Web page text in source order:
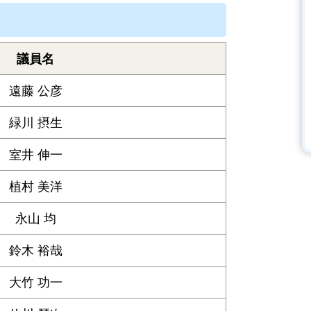
議員名
遠藤 公彦
緑川 摂生
室井 伸一
植村 美洋
永山 均
鈴木 裕哉
大竹 功一